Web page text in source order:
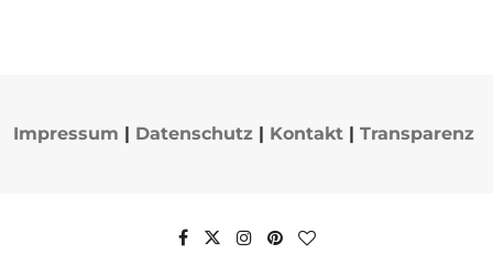
Impressum | Datenschutz | Kontakt | Transparenz